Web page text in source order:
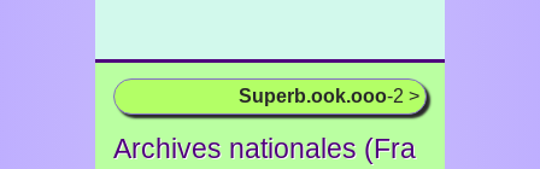
Superb.ook.ooo-2 >
Archives nationales (Fra